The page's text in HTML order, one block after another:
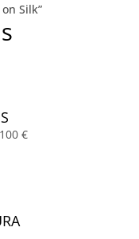
Silk”
€